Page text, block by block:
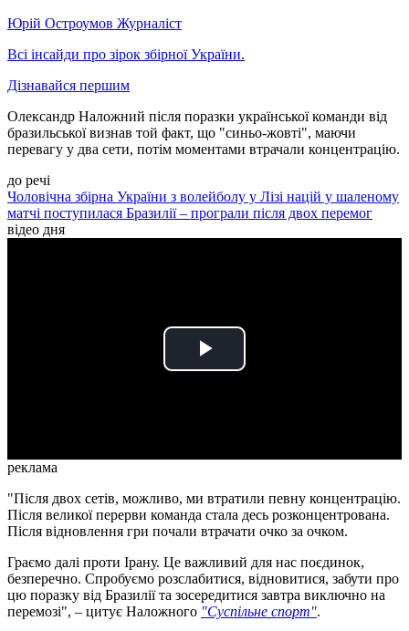
Юрій Остроумов Журналіст
Всі інсайди про зірок збірної України.
Дізнавайся першим
Олександр Наложний після поразки української команди від
бразильської визнав той факт, що "синьо-жовті", маючи
перевагу у два сети, потім моментами втрачали концентрацію.
до речі
Чоловічна збірна України з волейболу у Лізі націй у шаленому
матчі поступилася Бразилії – програли після двох перемог
відео дня
Play
реклама
"Після двох сетів, можливо, ми втратили певну концентрацію.
Після великої перерви команда стала десь розконцентрована.
Після відновлення гри почали втрачати очко за очком.
Граємо далі проти Ірану. Це важливий для нас поєдинок,
безперечно. Спробуємо розслабитися, відновитися, забути про
цю поразку від Бразилії та зосередитися завтра виключно на
перемозі", – цитує Наложного "Суспільне спорт".